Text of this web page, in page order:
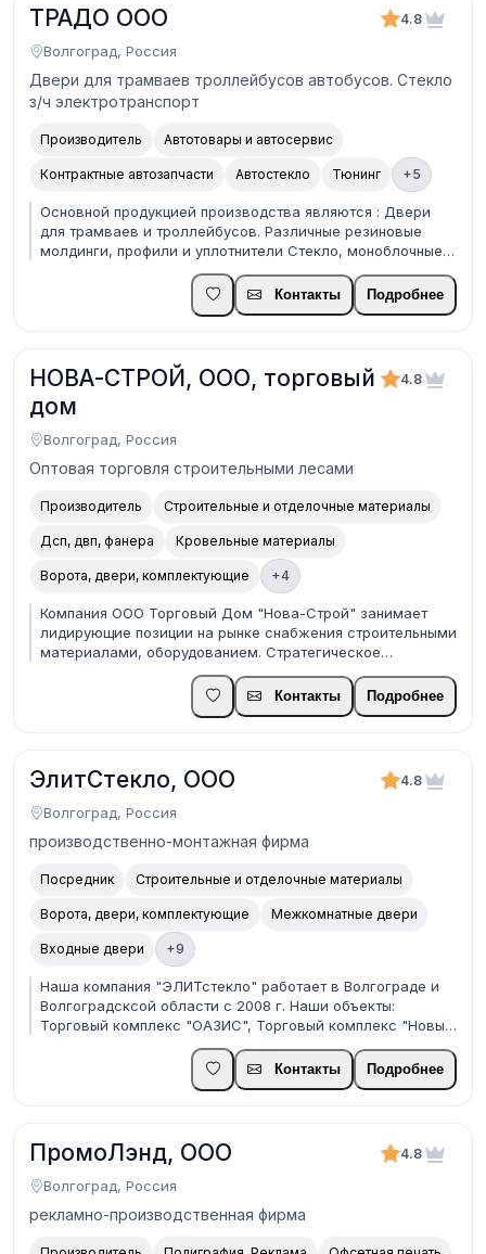
ТРАДО ООО
Волгоград, Россия
4.8
Двери для трамваев троллейбусов автобусов. Стекло
з/ч электротранспорт
Производитель Автотовары и автосервис
Контрактные автозапчасти Автостекло Тюнинг +5
Основной продукцией производства являются : Двери
для трамваев и троллейбусов. Различные резиновые
молдинги, профили и уплотнители Стекло, моноблочные
оконные форточки «Сдвижное стекло в стекле» Также
мы являемся поставщиками комплектующих на все виды
троллейбусов,трамваев и автобусов цены на основн...
Контакты Подробнее
НОВА-СТРОЙ, ООО, торговый
дом
Волгоград, Россия
4.8
Оптовая торговля строительными лесами
Производитель Строительные и отделочные материалы
Дсп, двп, фанера Кровельные материалы
Ворота, двери, комплектующие +4
Компания ООО Торговый Дом "Нова-Строй" занимает
лидирующие позиции на рынке снабжения строительными
материалами, оборудованием. Стратегическое
партнерство и долгосрочные деловые связи,
подтвержденные дилерскими соглашениями, объединяют
нас со многими российскими и иностранными
Контакты Подробнее
ЭлитСтекло, ООО
Волгоград, Россия
4.8
производственно-монтажная фирма
Посредник Строительные и отделочные материалы
Ворота, двери, комплектующие Межкомнатные двери
Входные двери +9
Наша компания "ЭЛИТстекло" работает в Волгограде и
Волгоградсксой области с 2008 г. Наши объекты:
Торговый комплекс "ОАЗИС", Торговый комплекс "Новый
Мир", Фроловская православная гимназия,
Новоаннинский Храм Святителя Феофана Затворника,
Фроловский учебный центр Трансгаз, Автоцентр БМВ и
Контакты Подробнее
ПромоЛэнд, ООО
Волгоград, Россия
4.8
рекламно-производственная фирма